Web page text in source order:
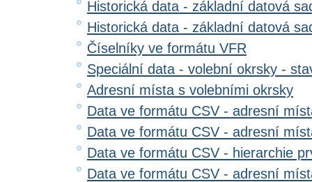
Historická data - základní datová
Historická data - základní datová
Číselníky ve formátu VFR
Speciální data - volební okrsky -
Adresní místa s volebními okrsky
Data ve formátu CSV - adresní
Data ve formátu CSV - adresní
Data ve formátu CSV - hierarchie
Data ve formátu CSV - adresní